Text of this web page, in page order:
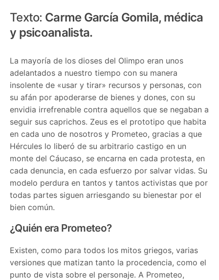
Texto: Carme García Gomila, médica
y psicoanalista.
La mayoría de los dioses del Olimpo eran unos
adelantados a nuestro tiempo con su manera
insolente de «usar y tirar» recursos y personas, con
su afán por apoderarse de bienes y dones, con su
envidia irrefrenable contra aquellos que se negaban a
seguir sus caprichos. Zeus es el prototipo que habita
en cada uno de nosotros y Prometeo, gracias a que
Hércules lo liberó de su arbitrario castigo en un
monte del Cáucaso, se encarna en cada protesta, en
cada denuncia, en cada esfuerzo por salvar vidas. Su
modelo perdura en tantos y tantos activistas que por
todas partes siguen arriesgando su bienestar por el
bien común.
¿Quién era Prometeo?
Existen, como para todos los mitos griegos, varias
versiones que matizan tanto la procedencia, como el
punto de vista sobre el personaje. A Prometeo,